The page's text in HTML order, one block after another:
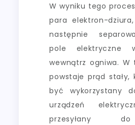
W wyniku tego
para elektron-
następnie
pole elektryczne
wewnątrz ogniwa. W
powstaje prąd stały,
być wykorzystany
urządzeń
przesyłany